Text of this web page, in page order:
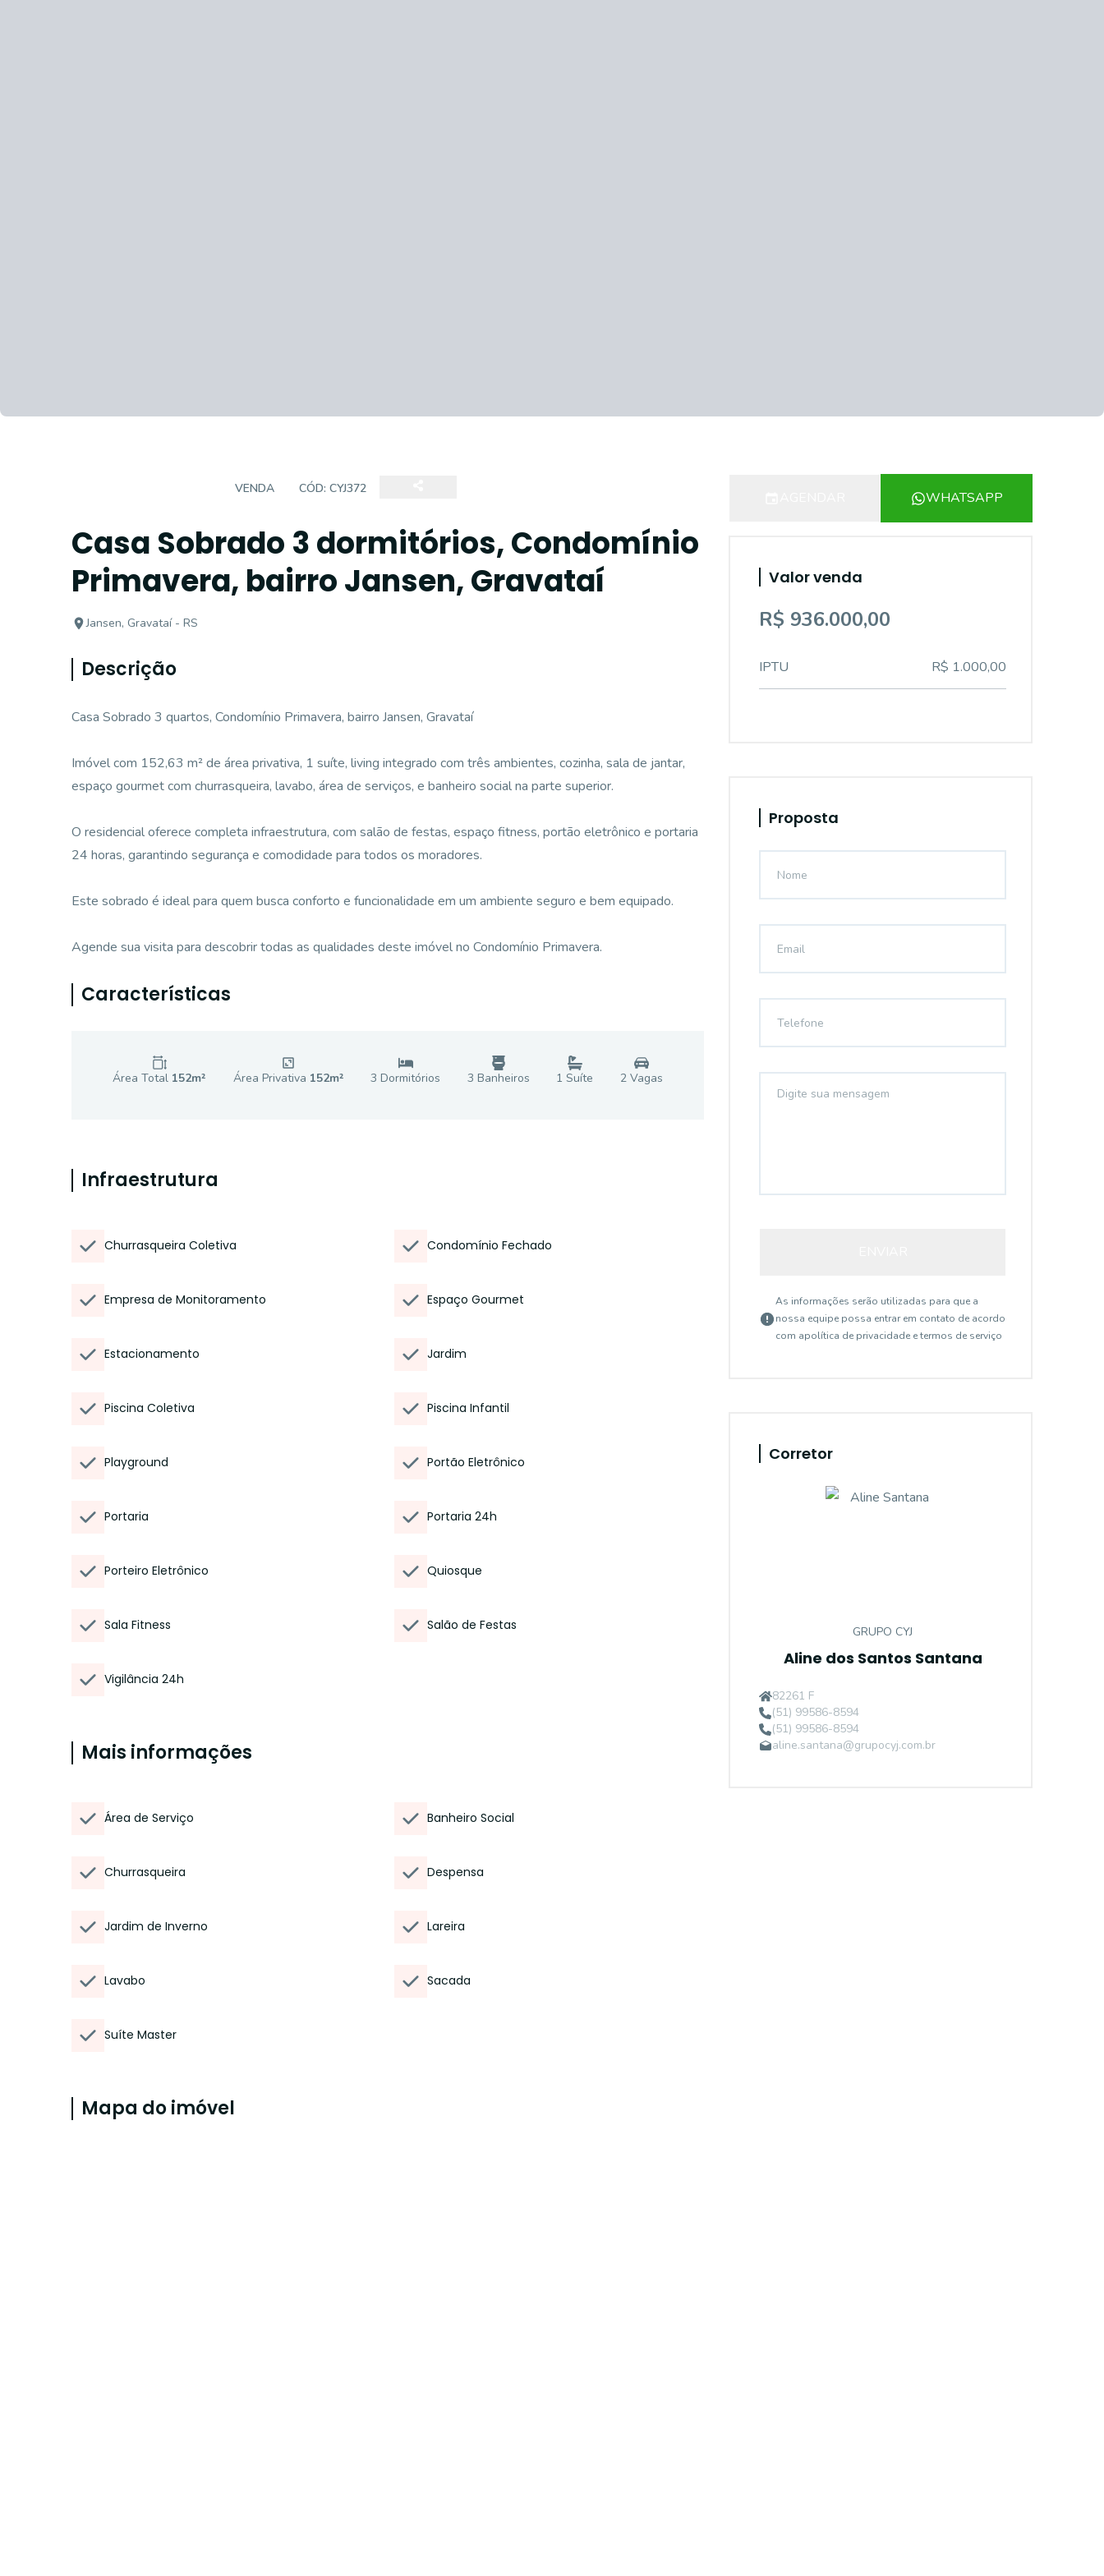
VENDA CÓD: CYJ372
Casa Sobrado 3 dormitórios, Condomínio
Primavera, bairro Jansen, Gravataí
Jansen, Gravataí - RS
Descrição
Casa Sobrado 3 quartos, Condomínio Primavera, bairro Jansen, Gravataí
Imóvel com 152,63 m² de área privativa, 1 suíte, living integrado com três ambientes, cozinha, sala de jantar,
espaço gourmet com churrasqueira, lavabo, área de serviços, e banheiro social na parte superior.
O residencial oferece completa infraestrutura, com salão de festas, espaço fitness, portão eletrônico e portaria
24 horas, garantindo segurança e comodidade para todos os moradores.
Este sobrado é ideal para quem busca conforto e funcionalidade em um ambiente seguro e bem equipado.
Agende sua visita para descobrir todas as qualidades deste imóvel no Condomínio Primavera.
Características
Área Total 152m² Área Privativa 152m² 3 Dormitórios 3 Banheiros 1 Suíte 2Vagas
Infraestrutura
Churrasqueira Coletiva Condomínio Fechado
Empresa de Monitoramento Espaço Gourmet
Estacionamento Jardim
Piscina Coletiva Piscina Infantil
Playground Portão Eletrônico
Portaria Portaria 24h
Porteiro Eletrônico Quiosque
Sala Fitness Salão de Festas
Vigilância 24h
Mais informações
Área de Serviço Banheiro Social
Churrasqueira Despensa
Jardim de Inverno Lareira
Lavabo Sacada
Suíte Master
Mapa do imóvel
WHATSAPP
Valor venda
R$ 936.000,00
IPTU R$ 1.000,00
Proposta
As informações serão utilizadas para que a
nossa equipe possa entrar em contato de acordo
com apolítica de privacidade e termos de serviço
Corretor
GRUPO CYJ
Aline dos Santos Santana
82261 F
(51) 99586-8594
(51) 99586-8594
aline.santana@grupocyj.com.br